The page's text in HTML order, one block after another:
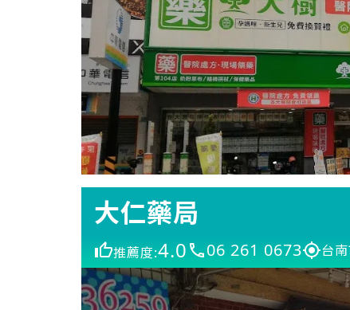
大仁藥局
推薦度:4.0 06 261 0673 台